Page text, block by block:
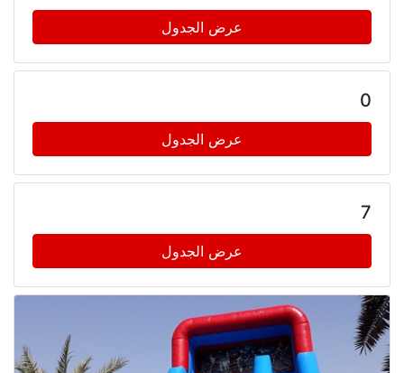
عرض الجدول
0
عرض الجدول
7
عرض الجدول